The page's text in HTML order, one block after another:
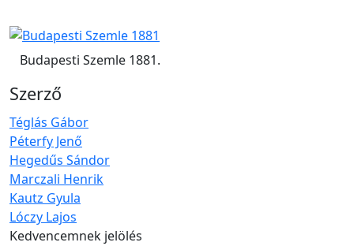
Budapesti Szemle 1881.
Szerző
Téglás Gábor
Péterfy Jenő
Hegedűs Sándor
Marczali Henrik
Kautz Gyula
Lóczy Lajos
Kedvencemnek jelölés